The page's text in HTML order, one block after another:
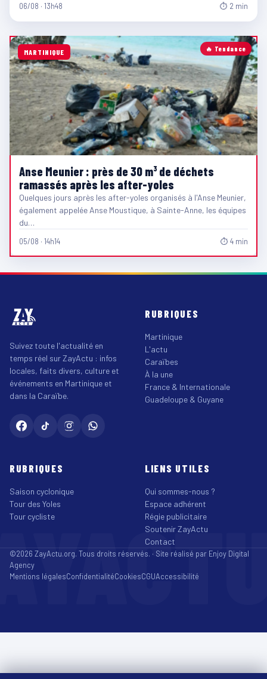
06/08 · 13h48 ⏱ 2 min
🔥 Tendance
MARTINIQUE
Anse Meunier : près de 30 m³ de déchets
ramassés après les after-yoles
Quelques jours après les after-yoles organisés à l'Anse Meunier,
également appelée Anse Moustique, à Sainte-Anne, les équipes
du…
05/08 · 14h14 ⏱ 4 min
Suivez toute l'actualité en
temps réel sur ZayActu : infos
locales, faits divers, culture et
événements en Martinique et
dans la Caraïbe.
RUBRIQUES
Martinique
L'actu
Caraïbes
À la une
France & Internationale
Guadeloupe & Guyane
RUBRIQUES
Saison cyclonique
Tour des Yoles
Tour cycliste
LIENS UTILES
Qui sommes-nous ?
Espace adhérent
Régie publicitaire
Soutenir ZayActu
Contact
©2026 ZayActu.org. Tous droits réservés. · Site réalisé par Enjoy Digital
Agency
Mentions légalesConfidentialitéCookiesCGUAccessibilité